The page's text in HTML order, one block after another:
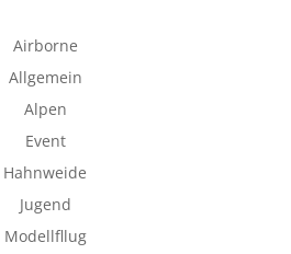
Airborne
Allgemein
Alpen
Event
Hahnweide
Jugend
Modellfllug